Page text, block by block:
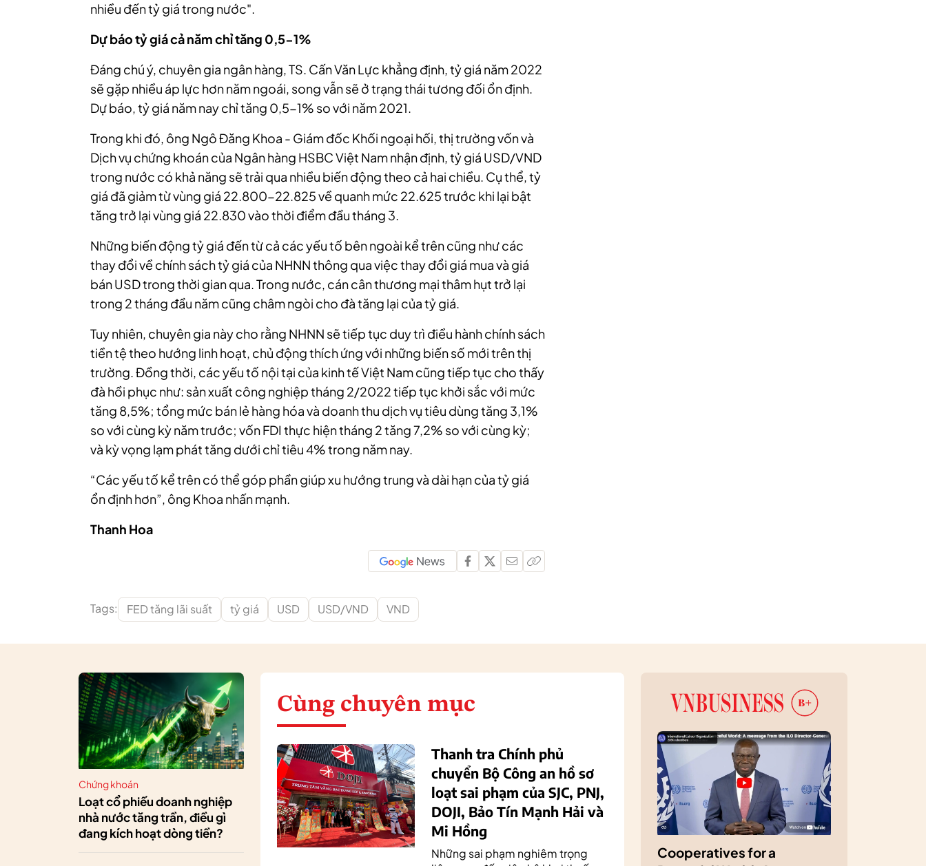
nhiều đến tỷ giá trong nước".
Dự báo tỷ giá cả năm chỉ tăng 0,5-1%
Đáng chú ý, chuyên gia ngân hàng, TS. Cấn Văn Lực khẳng định, tỷ giá năm 2022
sẽ gặp nhiều áp lực hơn năm ngoái, song vẫn sẽ ở trạng thái tương đối ổn định.
Dự báo, tỷ giá năm nay chỉ tăng 0,5-1% so với năm 2021.
Trong khi đó, ông Ngô Đăng Khoa - Giám đốc Khối ngoại hối, thị trường vốn và
Dịch vụ chứng khoán của Ngân hàng HSBC Việt Nam nhận định, tỷ giá USD/VND
trong nước có khả năng sẽ trải qua nhiều biến động theo cả hai chiều. Cụ thể, tỷ
giá đã giảm từ vùng giá 22.800-22.825 về quanh mức 22.625 trước khi lại bật
tăng trở lại vùng giá 22.830 vào thời điểm đầu tháng 3.
Những biến động tỷ giá đến từ cả các yếu tố bên ngoài kể trên cũng như các
thay đổi về chính sách tỷ giá của NHNN thông qua việc thay đổi giá mua và giá
bán USD trong thời gian qua. Trong nước, cán cân thương mại thâm hụt trở lại
trong 2 tháng đầu năm cũng châm ngòi cho đà tăng lại của tỷ giá.
Tuy nhiên, chuyên gia này cho rằng NHNN sẽ tiếp tục duy trì điều hành chính sách
tiền tệ theo hướng linh hoạt, chủ động thích ứng với những biến số mới trên thị
trường. Đồng thời, các yếu tố nội tại của kinh tế Việt Nam cũng tiếp tục cho thấy
đà hồi phục như: sản xuất công nghiệp tháng 2/2022 tiếp tục khởi sắc với mức
tăng 8,5%; tổng mức bán lẻ hàng hóa và doanh thu dịch vụ tiêu dùng tăng 3,1%
so với cùng kỳ năm trước; vốn FDI thực hiện tháng 2 tăng 7,2% so với cùng kỳ;
và kỳ vọng lạm phát tăng dưới chỉ tiêu 4% trong năm nay.
“Các yếu tố kể trên có thể góp phần giúp xu hướng trung và dài hạn của tỷ giá
ổn định hơn”, ông Khoa nhấn mạnh.
Thanh Hoa
Tags: FED tăng lãi suất tỷ giá USD USD/VND VND
Chứng khoán
Loạt cổ phiếu doanh nghiệp
nhà nước tăng trần, điều gì
đang kích hoạt dòng tiền?
Cùng chuyên mục
Thanh tra Chính phủ
chuyển Bộ Công an hồ sơ
loạt sai phạm của SJC, PNJ,
DOJI, Bảo Tín Mạnh Hải và
Mi Hồng
Những sai phạm nghiêm trọng
Cooperatives for a